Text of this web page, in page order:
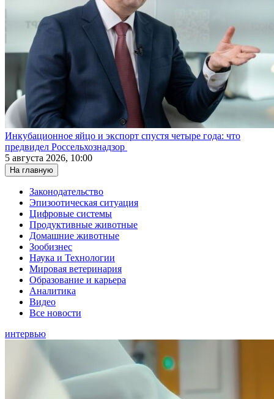
Инкубационное яйцо и экспорт спустя четыре года: что
предвидел Россельхознадзор
5 августа 2026, 10:00
На главную
Законодательство
Эпизоотическая ситуация
Цифровые системы
Продуктивные животные
Домашние животные
Зообизнес
Наука и Технологии
Мировая ветеринария
Образование и карьера
Аналитика
Видео
Все новости
интервью